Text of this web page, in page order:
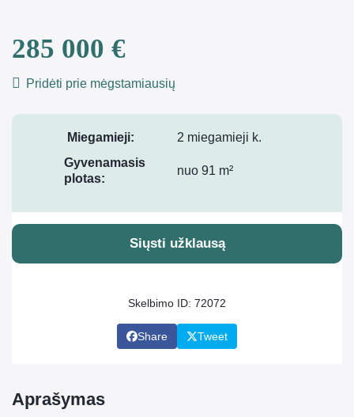
285 000 €
Pridėti prie mėgstamiausių
Miegamieji:
2 miegamieji k.
Gyvenamasis
plotas:
nuo 91 m²
Siųsti užklausą
Skelbimo ID: 72072
Share Tweet
Aprašymas